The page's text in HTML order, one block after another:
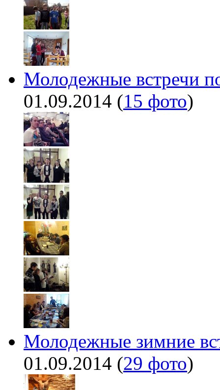
Молодежные встречи
01.09.2014 (15 фото)
Молодежные зимние
01.09.2014 (29 фото)